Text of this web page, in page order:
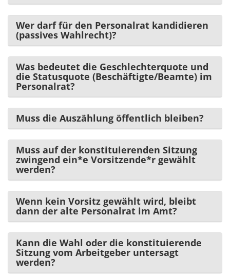
Wer darf für den Personalrat kandidieren
(passives Wahlrecht)?
Was bedeutet die Geschlechterquote und
die Statusquote (Beschäftigte/Beamte) im
Personalrat?
Muss die Auszählung öffentlich bleiben?
Muss auf der konstituierenden Sitzung
zwingend ein*e Vorsitzende*r gewählt
werden?
Wenn kein Vorsitz gewählt wird, bleibt
dann der alte Personalrat im Amt?
Kann die Wahl oder die konstituierende
Sitzung vom Arbeitgeber untersagt
werden?